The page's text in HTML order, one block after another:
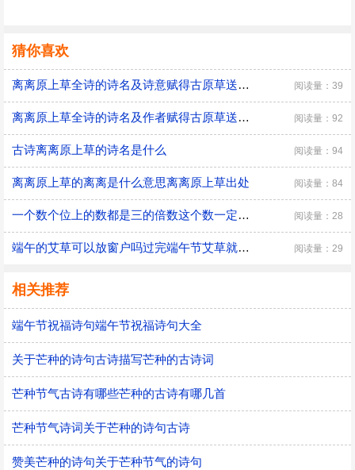
猜你喜欢
离离原上草全诗的诗名及诗意赋得古原草送别原文 阅读量：39
离离原上草全诗的诗名及作者赋得古原草送别原文 阅读量：92
古诗离离原上草的诗名是什么 阅读量：94
离离原上草的离离是什么意思离离原上草出处 阅读量：84
一个数个位上的数都是三的倍数这个数一定是三的倍数对吗一个数个位上的数都是三的倍数这个数一定是三的倍数吗？ 阅读量：28
端午的艾草可以放窗户吗过完端午节艾草就能扔了吗 阅读量：29
相关推荐
端午节祝福诗句端午节祝福诗句大全
关于芒种的诗句古诗描写芒种的古诗词
芒种节气古诗有哪些芒种的古诗有哪几首
芒种节气诗词关于芒种的诗句古诗
赞美芒种的诗句关于芒种节气的诗句